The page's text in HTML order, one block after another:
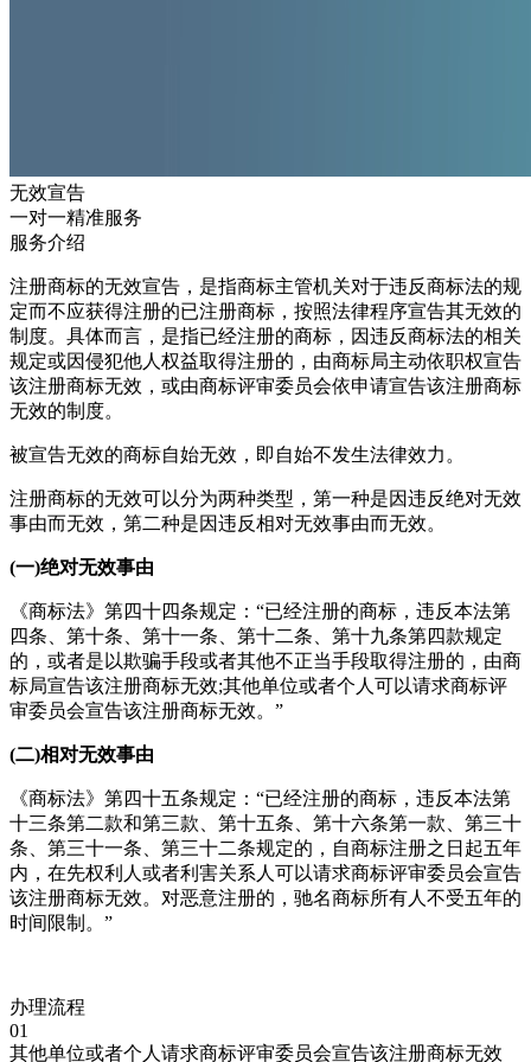
无效宣告
一对一精准服务
服务介绍
注册商标的无效宣告，是指商标主管机关对于违反商标法的规
定而不应获得注册的已注册商标，按照法律程序宣告其无效的
制度。具体而言，是指已经注册的商标，因违反商标法的相关
规定或因侵犯他人权益取得注册的，由商标局主动依职权宣告
该注册商标无效，或由商标评审委员会依申请宣告该注册商标
无效的制度。
被宣告无效的商标自始无效，即自始不发生法律效力。
注册商标的无效可以分为两种类型，第一种是因违反绝对无效
事由而无效，第二种是因违反相对无效事由而无效。
(一)绝对无效事由
《商标法》第四十四条规定：“已经注册的商标，违反本法第
四条、第十条、第十一条、第十二条、第十九条第四款规定
的，或者是以欺骗手段或者其他不正当手段取得注册的，由商
标局宣告该注册商标无效;其他单位或者个人可以请求商标评
审委员会宣告该注册商标无效。”
(二)相对无效事由
《商标法》第四十五条规定：“已经注册的商标，违反本法第
十三条第二款和第三款、第十五条、第十六条第一款、第三十
条、第三十一条、第三十二条规定的，自商标注册之日起五年
内，在先权利人或者利害关系人可以请求商标评审委员会宣告
该注册商标无效。对恶意注册的，驰名商标所有人不受五年的
时间限制。”
办理流程
01
其他单位或者个人请求商标评审委员会宣告该注册商标无效